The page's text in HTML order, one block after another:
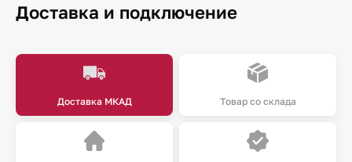
Доставка и подключение
Доставка МКАД Товар со склада